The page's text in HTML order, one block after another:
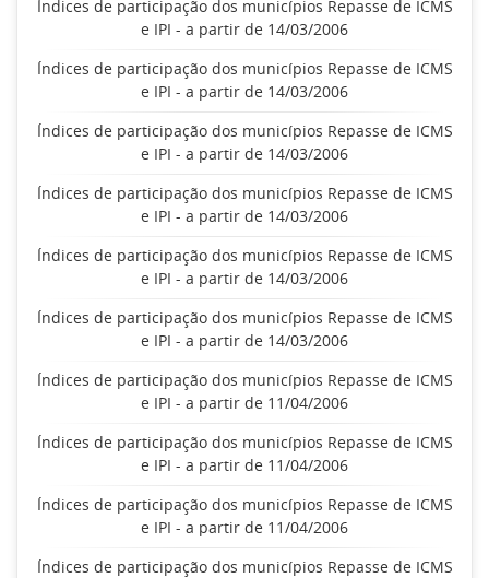
Índices de participação dos municípios Repasse de ICMS
e IPI - a partir de 14/03/2006
Índices de participação dos municípios Repasse de ICMS
e IPI - a partir de 14/03/2006
Índices de participação dos municípios Repasse de ICMS
e IPI - a partir de 14/03/2006
Índices de participação dos municípios Repasse de ICMS
e IPI - a partir de 14/03/2006
Índices de participação dos municípios Repasse de ICMS
e IPI - a partir de 14/03/2006
Índices de participação dos municípios Repasse de ICMS
e IPI - a partir de 14/03/2006
Índices de participação dos municípios Repasse de ICMS
e IPI - a partir de 11/04/2006
Índices de participação dos municípios Repasse de ICMS
e IPI - a partir de 11/04/2006
Índices de participação dos municípios Repasse de ICMS
e IPI - a partir de 11/04/2006
Índices de participação dos municípios Repasse de ICMS